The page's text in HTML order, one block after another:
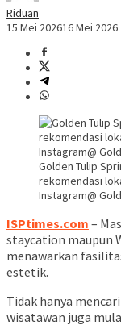
Riduan
15 Mei 202616 Mei 2026
Golden Tulip
rekomendasi
Instagram@
ISPtimes.com –
staycation maupun
menawarkan
estetik.
Tidak hanya
wisatawan juga